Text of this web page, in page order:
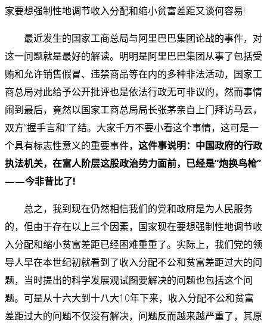
家要想强制性地调节收入分配和缩小贫富差距又谈何容易!
最近发生的国家工商总局与阿里巴巴集团论战的事件，对
这一问题就是最好的解读。明明是阿里巴巴集团从事了包括受
贿和允许销售假冒、违禁商品等在内的多种非法活动，国家工
商总局对此给予公开批评也是依法行政无可非议的，然而事情
闹到最后，竟然以国家工商总局局长张茅亲自上门拜访马云，
双方“握手言和”了结。大家千万不要小看这个事情，这可是一
个具有标志性意义的重要事件， 这件事说明：中国政府的行政
执法机关，在富人阶层这股政治势力面前，已经是“炮换鸟枪”
——今非昔比了!
总之，我到现在仍然相信我们的党和政府是为人民服务
的，但由于存在以上三个因素，国家现在要想强制性地调节收
入分配和缩小贫富差距已经困难重重了。实际上，我们党的领
导人早在本世纪初就看到了收入分配不公和贫富差距过大的问
题，当时提出的科学发展观试图要解决的问题也包括这个问
题。可是从十六大到十八大10年下来，收入分配不公和贫富
差距过大的问题不仅没有解决，问题反而越来越严重了，其原